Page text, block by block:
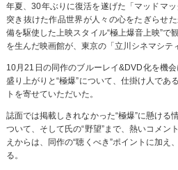
年夏、30年ぶりに復活を遂げた「マッドマ
突き抜けた作品世界が人々の心をたぎらせ
備を駆使した上映スタイル“極上爆音上映”で
を生んだ映画館が、東京の「立川シネマシテ
10月21日の同作のブルーレイ&DVD化を機
盛り上がりと“極爆”について、仕掛け人であ
トを寄せていただいた。
誌面では掲載しきれなかった“極爆”に懸ける
ついて、そして氏の“野望”まで、熱いコメン
えからは、同作の“聴くべき”ポイントに加え
る。